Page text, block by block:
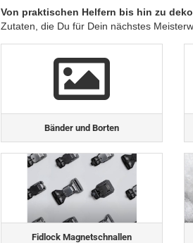
Von praktischen Helfern bis hin zu
Zutaten, die Du für Dein nächstes
Bänder und Borten
Fidlock Magnetschnallen